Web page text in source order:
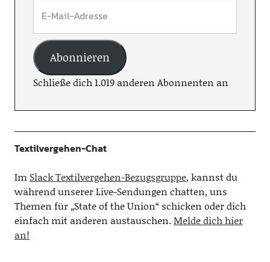
Abonnieren
Schließe dich 1.019 anderen Abonnenten an
Textilvergehen-Chat
Im Slack Textilvergehen-Bezugsgruppe, kannst du
während unserer Live-Sendungen chatten, uns
Themen für „State of the Union“ schicken oder dich
einfach mit anderen austauschen.Melde dich hier
an!